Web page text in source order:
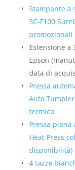
Stampante a
SC-F100
promozionali
Estensione
Epson
data di
Pressa
Auto
termico
Pressa piana
Heat Press
disponibilità)
4 tazze